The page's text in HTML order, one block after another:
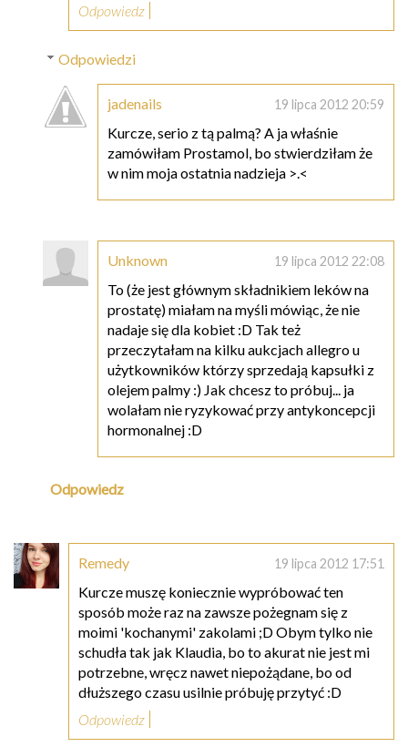
Odpowiedz
Odpowiedzi
jadenails 19 lipca 2012 20:59
Kurcze, serio z tą palmą? A ja właśnie
zamówiłam Prostamol, bo stwierdziłam że
w nim moja ostatnia nadzieja >.<
Unknown 19 lipca 2012 22:08
To (że jest głównym składnikiem leków na
prostatę) miałam na myśli mówiąc, że nie
nadaje się dla kobiet :D Tak też
przeczytałam na kilku aukcjach allegro u
użytkowników którzy sprzedają kapsułki z
olejem palmy :) Jak chcesz to próbuj... ja
wolałam nie ryzykować przy antykoncepcji
hormonalnej :D
Odpowiedz
Remedy 19 lipca 2012 17:51
Kurcze muszę koniecznie wypróbować ten
sposób może raz na zawsze pożegnam się z
moimi 'kochanymi' zakolami ;D Obym tylko nie
schudła tak jak Klaudia, bo to akurat nie jest mi
potrzebne, wręcz nawet niepożądane, bo od
dłuższego czasu usilnie próbuję przytyć :D
Odpowiedz